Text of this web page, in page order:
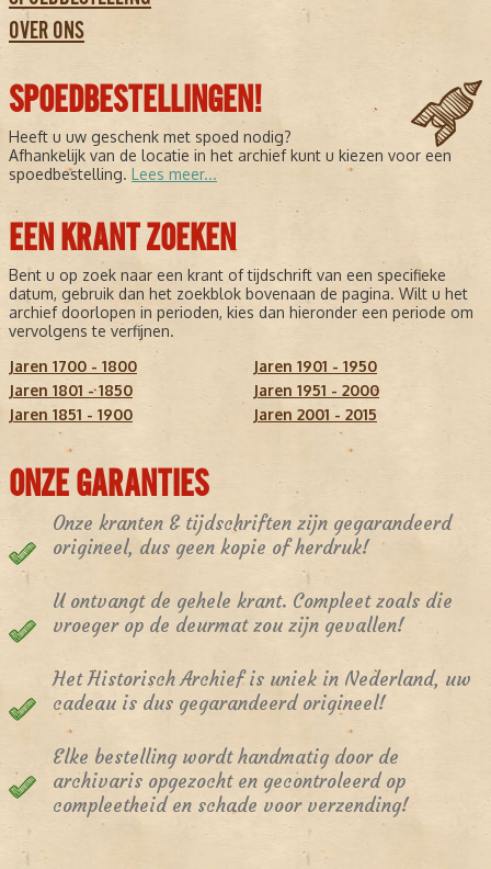
In2015werd Wegener geïntegreerd in
werd omgedoopt tot
– een van de grootste
mediagroepen van Nederland en België. Vandaag de dag valt het
Eindhovens Dagblad onderDPG Media Nederland
werd een opmerkelijke verandering
doorgevoerd: de krant ging over op het
waarmee het aansloot bij een internationale trend in krantenland.
Het Eindhovens Dagblad wordt verspreid in een groot aantal
gemeenten in de regio, waaronder:
Eindhoven(hoofdvestiging redactie)
Helmond
Veldhoven
Geldrop
Oirschot
Mierlo
Best
De krant richt zich primair opregionale nieuwsvoorzieningen
fungeert als belangrijke nieuwsbron voor de inwoners van de
Brabantse Kempen en de Peel.
OPLAGE EN BEREIK
De dagelijkse oplage van het Eindhovens Dagblad bedraagt
ongeveer 80.000 exemplaren, waarmee het tot de grotere
regionale dagbladen van Nederland behoort. De krant wordt
dagelijks thuisbezorgd bij abonnees.Wikipedia
DIGITALE TRANSFORMATIE EN INNOVATIE
In maart 2008
onderging de website van het ED een complete
vernieuwing. Sindsdien heeft de digitale propositie van de krant
OVER ONS
SPOEDBESTELLINGEN!
Heeft u uw geschenk met spoed nodig?
Afhankelijk van de locatie in het archief kunt u kiezen voor een
spoedbestelling. Lees meer...
EEN KRANT ZOEKEN
Bent u op zoek naar een krant of tijdschrift van een specifieke
datum, gebruik dan het zoekblok bovenaan de pagina. Wilt u het
archief doorlopen in perioden, kies dan hieronder een periode om
vervolgens te verfijnen.
Jaren 1700 - 1800
Jaren 1801 - 1850
Jaren 1851 - 1900
Jaren 1901 - 1950
Jaren 1951 - 2000
Jaren 2001 - 2015
ONZE GARANTIES
Onze kranten & tijdschriften zijn gegarandeerd
origineel, dus geen kopie of herdruk!
U ontvangt de gehele krant. Compleet zoals die
vroeger op de deurmat zou zijn gevallen!
Het Historisch Archief is uniek in Nederland, uw
cadeau is dus gegarandeerd origineel!
Elke bestelling wordt handmatig door de
archivaris opgezocht en gecontroleerd op
compleetheid en schade voor verzending!